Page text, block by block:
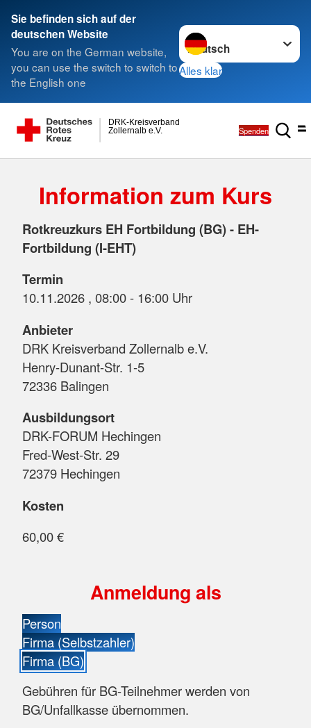
Sie befinden sich auf der
deutschen Website
You are on the German website,
you can use the switch to switch to
the English one
Sprache wechseln zu
Alles klar
Zollernalb e.V.
DRK-Kreisverband
Spenden
Information zum Kurs
Rotkreuzkurs EH Fortbildung (BG) - EH-
Fortbildung (I-EHT)
Termin
10.11.2026 , 08:00 - 16:00 Uhr
Anbieter
DRK Kreisverband Zollernalb e.V.
Henry-Dunant-Str. 1-5
72336 Balingen
Ausbildungsort
DRK-FORUM Hechingen
Fred-West-Str. 29
72379 Hechingen
Kosten
60,00 €
Anmeldung als
Person
Firma (Selbstzahler)
Firma (BG)
Gebühren für BG-Teilnehmer werden von
BG/Unfallkasse übernommen.